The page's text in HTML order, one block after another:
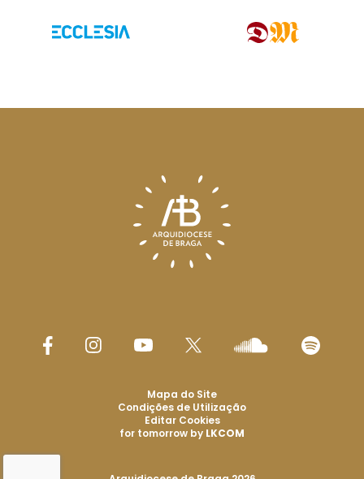
Mapa do Site
Condições de Utilização
Editar Cookies
for tomorrow by LKCOM